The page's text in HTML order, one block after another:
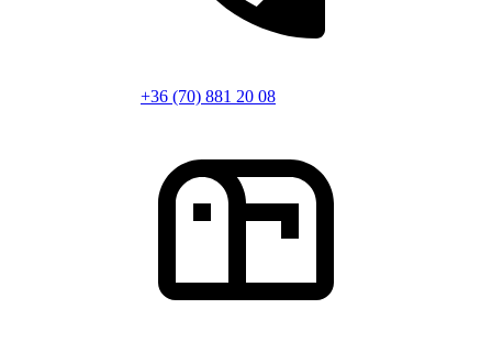
+36 (70) 881 20 08